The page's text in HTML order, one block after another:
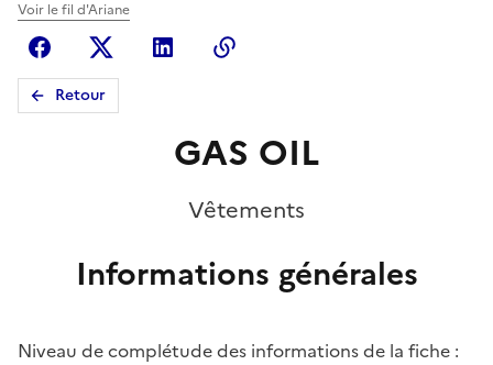
Voir le fil d'Ariane
FacebookX (anciennement Twitter)
Linkedin
Retour
GAS OIL
Vêtements
Informations générales
Niveau de complétude des informations de la fiche :